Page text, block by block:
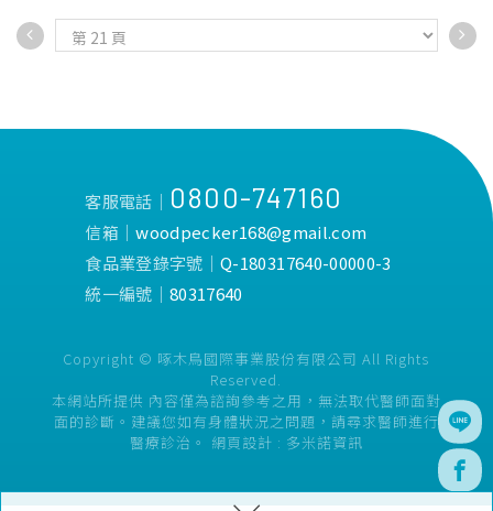
徹底去除齒面牙垢。
•搭配小巧刷頭， 輕鬆清潔口
徹底去除齒面牙垢。
・搭配小巧刷頭， 輕鬆清潔口
客服電話│ 0800-747160
信箱│woodpecker168@gmail.com
食品業登錄字號│Q-180317640-00000-3
統一編號│80317640
Copyright © 啄木鳥國際事業股份有限公司 All Rights
Reserved.
本網站所提供 內容僅為諮詢參考之用，無法取代醫師面對
面的診斷。建議您如有身體狀況之問題，請尋求醫師進行
醫療診治。 網頁設計 : 多米諾資訊